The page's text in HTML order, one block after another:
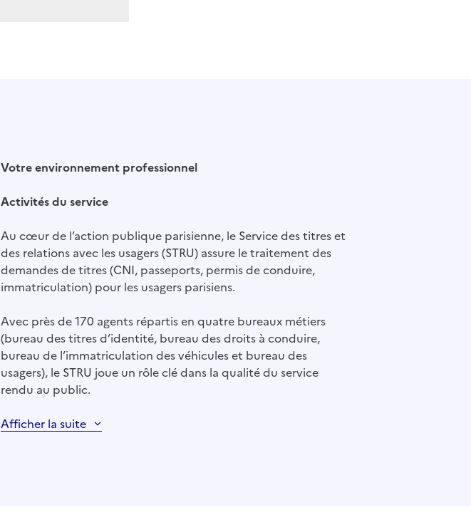
Votre environnement professionnel
Activités du service
Au cœur de l’action publique parisienne, le Service des titres et
des relations avec les usagers (STRU) assure le traitement des
demandes de titres (CNI, passeports, permis de conduire,
immatriculation) pour les usagers parisiens.
Avec près de 170 agents répartis en quatre bureaux métiers
(bureau des titres d’identité, bureau des droits à conduire,
bureau de l’immatriculation des véhicules et bureau des
usagers), le STRU joue un rôle clé dans la qualité du service
rendu au public.
Afficher la suite